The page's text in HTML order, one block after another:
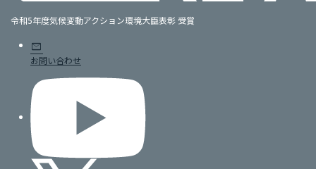
令和5年度気候変動アクション環境大臣表彰 受賞
mail
お問い合わせ